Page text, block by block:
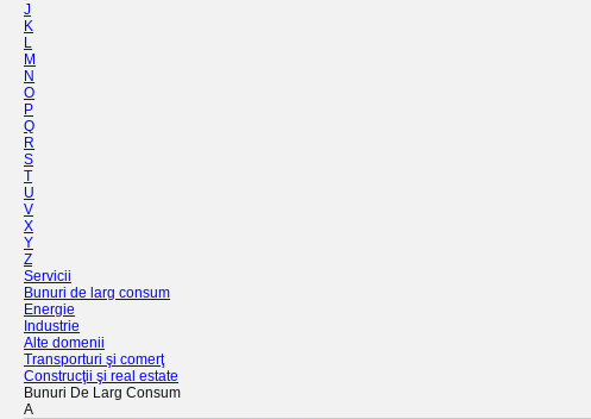
J
K
L
M
N
O
P
Q
R
S
T
U
V
X
Y
Z
Servicii
Bunuri de larg consum
Energie
Industrie
Alte domenii
Transporturi şi comerţ
Construcţii şi real estate
Bunuri De Larg Consum
A